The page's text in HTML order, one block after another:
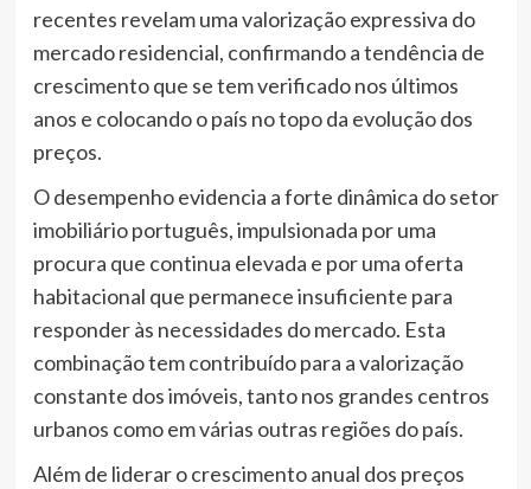
recentes revelam uma valorização expressiva do
mercado residencial, confirmando a tendência de
crescimento que se tem verificado nos últimos
anos e colocando o país no topo da evolução dos
preços.
O desempenho evidencia a forte dinâmica do setor
imobiliário português, impulsionada por uma
procura que continua elevada e por uma oferta
habitacional que permanece insuficiente para
responder às necessidades do mercado. Esta
combinação tem contribuído para a valorização
constante dos imóveis, tanto nos grandes centros
urbanos como em várias outras regiões do país.
Além de liderar o crescimento anual dos preços